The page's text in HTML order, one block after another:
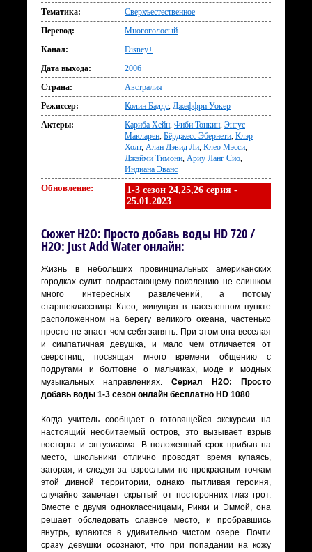
Тематика:
Сверхъестественное
Перевод:
Многоголосый
Канал:
Disney+
Дата выхода:
2006
Страна:
Австралия
Режиссер:
Колин Баддс, Джеффри Уокер
Актеры:
Кариба Хейн, Фиби Тонкин, Энгус
Макларен, Бёрджесс Эбернети, Клэр
Холт, Алан Дэвид Ли, Клео Мэсси,
Джэйми Тимони, Ариу Ланг Сио,
Индиана Эванс
Обновление:
1-3 сезон 24,25,26 серия -
25.01.2023
Сюжет H2O: Просто добавь воды HD 720 /
H2O: Just Add Water онлайн:
Жизнь в небольших провинциальных американских
городках сулит подрастающему поколению не слишком
много интересных развлечений, а потому
старшеклассница Клео, живущая в населенном пункте
расположенном на берегу великого океана, частенько
просто не знает чем себя занять. При этом она веселая
и симпатичная девушка, и мало чем отличается от
сверстниц, посвящая много времени общению с
подругами и болтовне о мальчиках, моде и модных
музыкальных направлениях. Сериал H2O: Просто
добавь воды 1-3 сезон онлайн бесплатно HD 1080.
Когда учитель сообщает о готовящейся экскурсии на
настоящий необитаемый остров, это вызывает взрыв
восторга и энтузиазма. В положенный срок прибыв на
место, школьники отлично проводят время купаясь,
загорая, и следуя за взрослыми по прекрасным точкам
этой дивной территории, однако пытливая героиня,
случайно замечает скрытый от посторонних глаз грот.
Вместе с двумя одноклассницами, Рикки и Эммой, она
решает обследовать славное место, и пробравшись
внутрь, купаются в удивительно чистом озере. Почти
сразу девушки осознают, что при попадании на кожу